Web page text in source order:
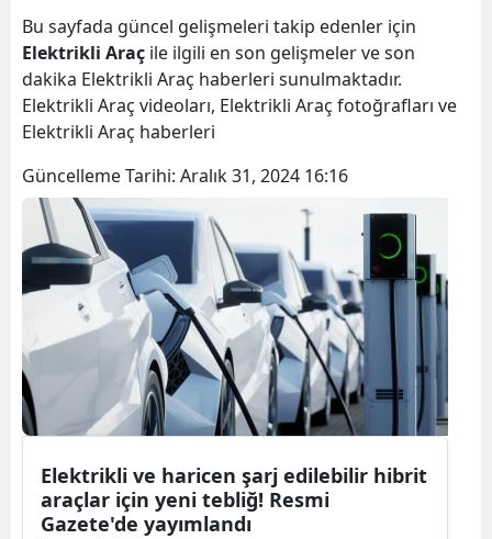
Bu sayfada güncel gelişmeleri takip edenler için
Elektrikli Araç ile ilgili en son gelişmeler ve son
dakika Elektrikli Araç haberleri sunulmaktadır.
Elektrikli Araç videoları, Elektrikli Araç fotoğrafları ve
Elektrikli Araç haberleri
Güncelleme Tarihi: Aralık 31, 2024 16:16
Elektrikli ve haricen şarj edilebilir hibrit
araçlar için yeni tebliğ! Resmi
Gazete'de yayımlandı